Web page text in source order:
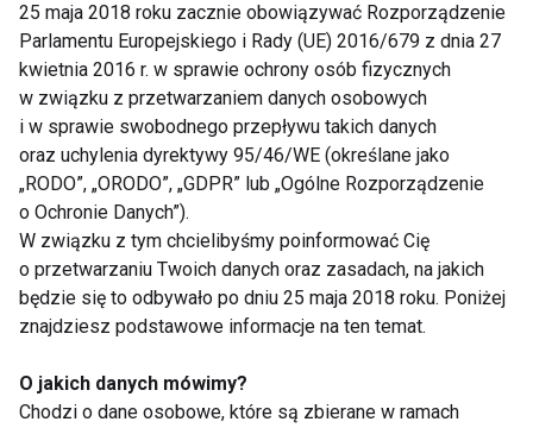
naszą równowagę psychiczną i fizyczną. Produkty
obfite w przeciwutleniacze, jak ciemna czekolada i
kakao, pobudzają krążenie krwi, zwiększają
produkcję endorfin i poprawiają nastrój. Zielona
herbata jest kolejnym sprzymierzeńcem,
oferującym antyoksydanty, które łagodzą uczucie
nerwowości. Składniki zawierające kwasy omega-3,
takie jak ryby i owoce morza, mają korzystny wpływ
na elastyczność błon komórkowych układu
nerwowego, co łagodzi objawy depresji i lęku.
prekursora serotoniny, znanej jako "hormon
szczęścia", co dodatkowo pomaga w regulacji
25 maja 2018 roku zacznie obowiązywać Rozporządzenie
Parlamentu Europejskiego i Rady (UE) 2016/679 z dnia 27
kwietnia 2016 r. w sprawie ochrony osób fizycznych
w związku z przetwarzaniem danych osobowych
i w sprawie swobodnego przepływu takich danych
oraz uchylenia dyrektywy 95/46/WE (określane jako
„RODO”, „ORODO”, „GDPR” lub „Ogólne Rozporządzenie
o Ochronie Danych”).
W związku z tym chcielibyśmy poinformować Cię
o przetwarzaniu Twoich danych oraz zasadach, na jakich
będzie się to odbywało po dniu 25 maja 2018 roku. Poniżej
znajdziesz podstawowe informacje na ten temat.
O jakich danych mówimy?
Chodzi o dane osobowe, które są zbierane w ramach